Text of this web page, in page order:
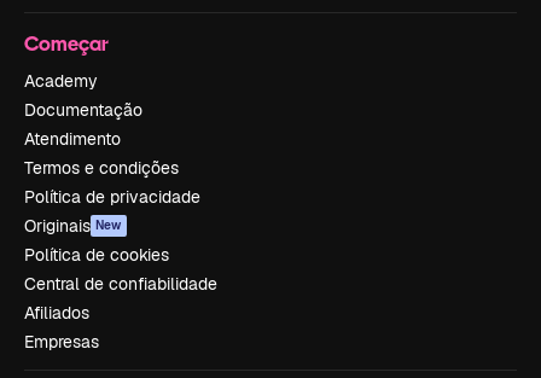
Começar
Academy
Documentação
Atendimento
Termos e condições
Política de privacidade
Originais New
Política de cookies
Central de confiabilidade
Afiliados
Empresas